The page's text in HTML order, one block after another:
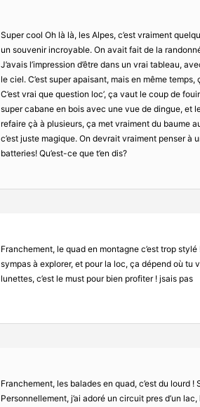
Super cool Oh là là, les Alpes, c’est vraiment
un souvenir incroyable. On avait fait de la
J’avais l’impression d’être dans un vrai tableau,
le ciel. C’est super apaisant, mais en même
C’est vrai que question loc’, ça vaut le coup de
super cabane en bois avec une vue de dingue, et
refaire çà à plusieurs, ça met vraiment du baume
c’est juste magique. On devrait vraiment penser
batteries! Qu’est-ce que t’en dis?
Franchement, le quad en montagne c’est trop
sympas à explorer, et pour la loc, ça dépend où tu
lunettes, c’est le must pour bien profiter ! jsais pas
Franchement, les balades en quad, c’est du lourd
Personnellement, j’ai adoré un circuit pres d’un